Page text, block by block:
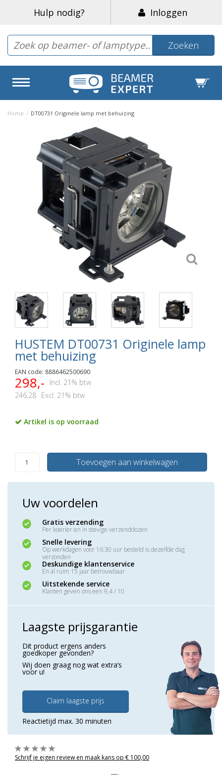
Hulp nodig? Inloggen
Zoeken
Home / DT00731 Originele lamp met behuizing
HUSTEM DT00731 Originele lamp
met behuizing
EAN code: 8886462500690
298,-
Incl. 21% btw
246,28 Excl. 21% btw
Artikel is op voorraad
Toevoegen aan winkelwagen
Uw voordelen
Gratis verzending
Per koerier en in stevige verzenddozen
Snelle levering
Op werkdagen voor 16:30 uur besteld is dezelfde dag
verzonden
Deskundige klantenservice
En al ruim 15 jaar betrouwbaar
Uitstekende service
Klanten geven ons een 9,4 / 10
Laagste prijsgarantie
Dit product ergens anders
goedkoper gevonden?
Wij doen graag nog wat extra’s
voor u!
Claim laagste prijs
Reactietijd max. 30 minuten
Schrijf je eigen review en maak kans op € 100,00